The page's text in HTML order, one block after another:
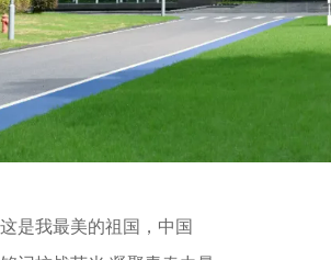
是我最美的祖国，中国